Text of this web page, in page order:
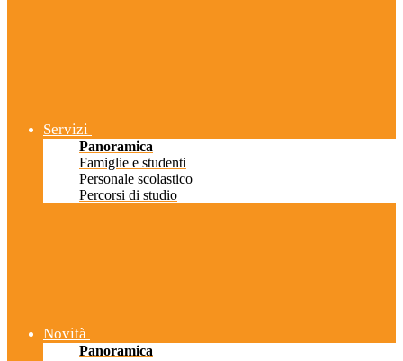
Servizi
Panoramica
Famiglie e studenti
Personale scolastico
Percorsi di studio
Novità
Panoramica